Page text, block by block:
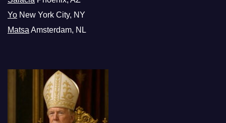
Yo New York City, NY
Matsa Amsterdam, NL